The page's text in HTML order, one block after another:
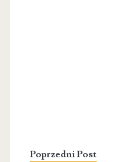
Poprzedni Post